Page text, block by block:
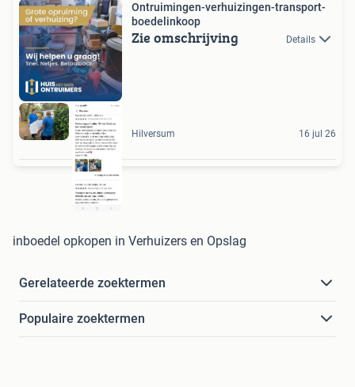
Ontruimingen-verhuizingen-transport-
boedelinkoop
Zie omschrijving Details
Hilversum 16 jul 26
inboedel opkopen in Verhuizers en Opslag
Gerelateerde zoektermen
Populaire zoektermen